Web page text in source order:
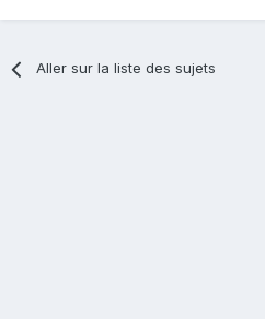
Aller sur la liste des sujets